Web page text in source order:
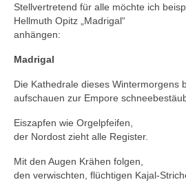
Stellvertretend für alle möchte ich
Hellmuth Opitz „Madrigal“
anhängen:
Madrigal
Die Kathedrale dieses Wintermorgens
aufschauen zur Empore
Eiszapfen wie Orgelpfeifen,
der Nordost zieht alle Register.
Mit den Augen Krähen folgen,
den verwischten, flüchtigen Kajal-